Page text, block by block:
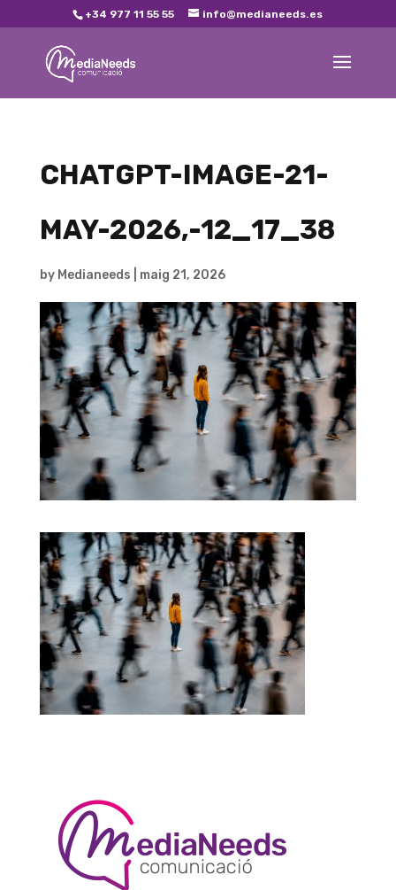
+34 977 11 55 55 info@medianeeds.es
CHATGPT-IMAGE-21-
MAY-2026,-12_17_38
by Medianeeds maig 21, 2026